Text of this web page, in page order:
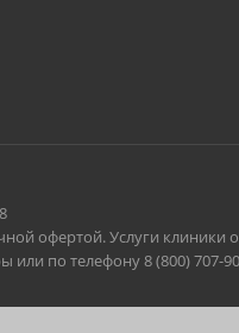
офертой. Услуги
или по телефону 8 (800) 707-